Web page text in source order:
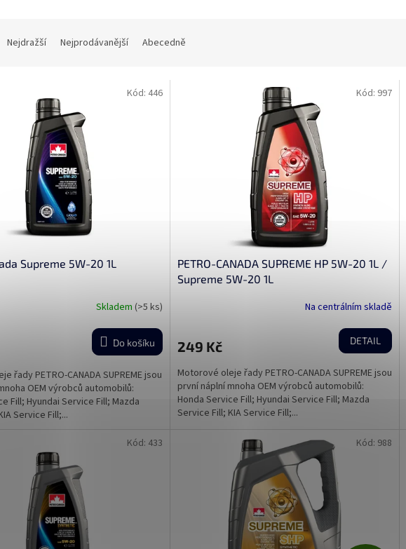
Nejdražší Nejprodávanější Abecedně
Supreme 5W-20 1L
Skladem (>5 ks)
Do košíku
řady PETRO-CANADA SUPREME jsou
OEM výrobců automobilů:
Fill; Hyundai Service Fill; Mazda
Service Fill;...
Kód: 446
PETRO-CANADA SUPREME HP 5W-20 1L /
Supreme 5W-20 1L
Na centrálním skladě
249 Kč DETAIL
Motorové oleje řady PETRO-CANADA SUPREME jsou
první náplní mnoha OEM výrobců automobilů:
Honda Service Fill; Hyundai Service Fill; Mazda
Service Fill; KIA Service Fill;...
Kód: 997
Kód: 433 Kód: 988